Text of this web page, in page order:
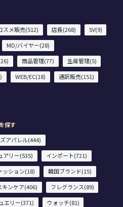
スメ販売(512) 店長(268)
SV(9)
MD/バイヤー(28)
商品管理(77)
生産管理(5)
WEB/EC(18)
通訳販売(151)
探す
アパレル(444)
アリー(535)
インポート(721)
ッション(18)
韓国ブランド(15)
キンケア(406)
フレグランス(89)
エリー(371)
ウォッチ(81)